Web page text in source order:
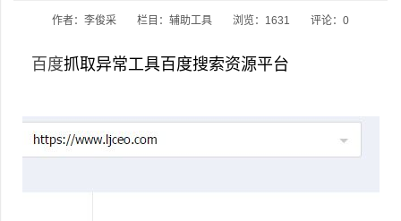
作者：李俊采 栏目： 辅助工具 浏览：1631 评论：0
百度抓取异常工具百度搜索资源平台